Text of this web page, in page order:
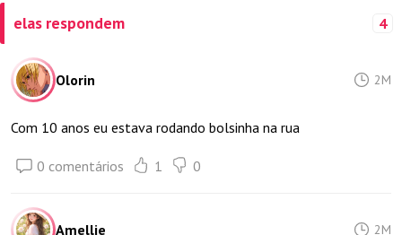
elas respondem 4
Olorin 2M
Com 10 anos eu estava rodando bolsinha na rua
0 comentários 1 0
Amellie_ 2M